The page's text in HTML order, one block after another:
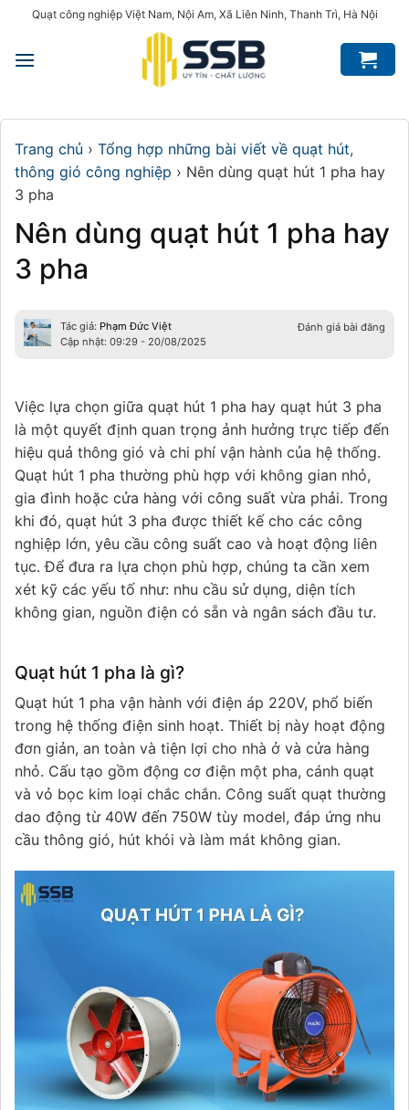
nội
Quạt công nghiệp Việt Nam, Nội Am, Xã Liên Ninh, Thanh Trì, Hà Nội
Trang chủ › Tổng hợp những bài viết về quạt hút,
thông gió công nghiệp › Nên dùng quạt hút 1 pha hay
3 pha
Nên dùng quạt hút 1 pha hay
3 pha
Tác giả: Phạm Đức Việt
Cập nhật: 09:29 - 20/08/2025
Đánh giá bài đăng
Việc lựa chọn giữa quạt hút 1 pha hay quạt hút 3 pha
là một quyết định quan trọng ảnh hưởng trực tiếp đến
hiệu quả thông gió và chi phí vận hành của hệ thống.
Quạt hút 1 pha thường phù hợp với không gian nhỏ,
gia đình hoặc cửa hàng với công suất vừa phải. Trong
khi đó, quạt hút 3 pha được thiết kế cho các công
nghiệp lớn, yêu cầu công suất cao và hoạt động liên
tục. Để đưa ra lựa chọn phù hợp, chúng ta cần xem
xét kỹ các yếu tố như: nhu cầu sử dụng, diện tích
không gian, nguồn điện có sẵn và ngân sách đầu tư.
Quạt hút 1 pha là gì?
Quạt hút 1 pha vận hành với điện áp 220V, phổ biến
trong hệ thống điện sinh hoạt. Thiết bị này hoạt động
đơn giản, an toàn và tiện lợi cho nhà ở và cửa hàng
nhỏ. Cấu tạo gồm động cơ điện một pha, cánh quạt
và vỏ bọc kim loại chắc chắn. Công suất quạt thường
dao động từ 40W đến 750W tùy model, đáp ứng nhu
cầu thông gió, hút khói và làm mát không gian.